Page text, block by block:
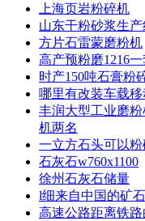
上海页岩粉碎机
山东干粉砂浆生产
方片石雷蒙磨粉机
高产预粉磨1216
时产150吨石膏粉
哪里有改装车载
丰润大型工业磨
机两名
一立方石头可以
石灰石w760x1100
徐州石灰石储量
l细来自中国的矿
高速公路距离铁